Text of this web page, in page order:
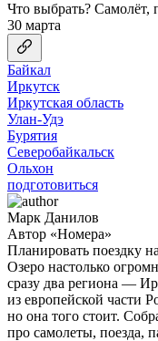
Что выбрать? Самолёт,
30 марта
Байкал
Иркутск
Иркутская область
Улан-Удэ
Бурятия
Северобайкальск
Ольхон
подготовиться
Марк Данилов
Автор «Номера»
Планировать поездку
Озеро настолько
сразу два региона —
из европейской части
но она того стоит.
про самолеты, поезда,